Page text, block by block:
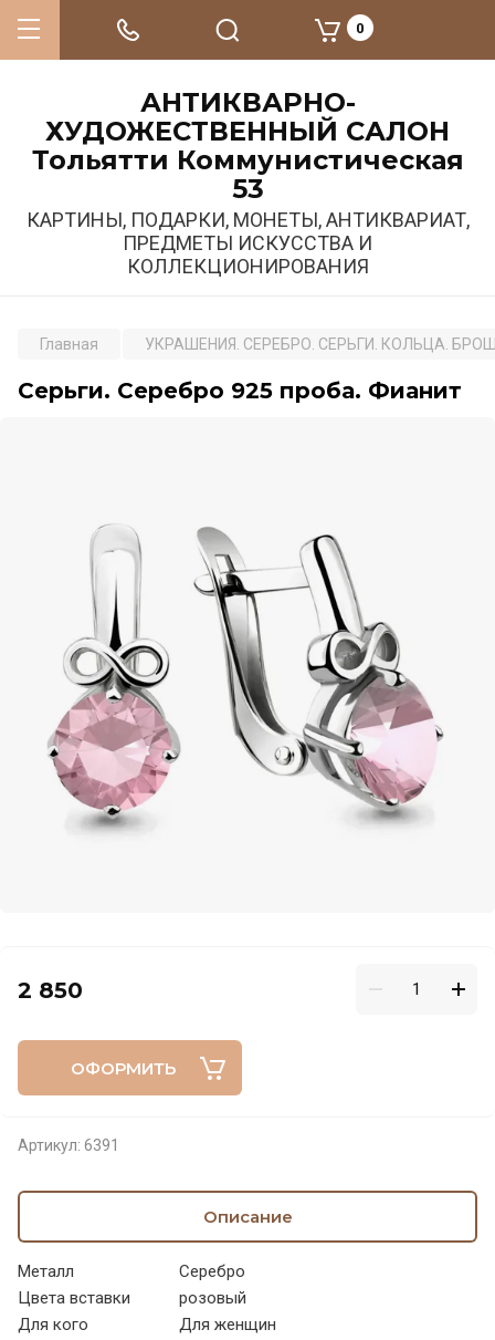
АНТИКВАРНО-
ХУДОЖЕСТВЕННЫЙ САЛОН
Тольятти Коммунистическая
53
КАРТИНЫ, ПОДАРКИ, МОНЕТЫ, АНТИКВАРИАТ,
ПРЕДМЕТЫ ИСКУССТВА И
КОЛЛЕКЦИОНИРОВАНИЯ
0
Главная УКРАШЕНИЯ. СЕРЕБРО. СЕРЬГИ. КОЛЬЦА.
Серьги. Серебро 925 проба. Фианит
2 850
ОФОРМИТЬ
Артикул: 6391
Описание
Металл
Серебро
Цвета вставки
розовый
Для кого
Для женщин